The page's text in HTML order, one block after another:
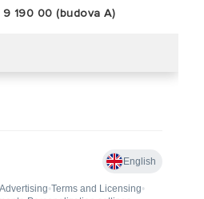
9 190 00 (budova A)